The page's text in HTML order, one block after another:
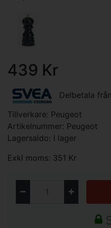
439 Kr
Delbetala från
Tillverkare: Peugeot
Artikelnummer: Peugeot
Lagersaldo: I lager
Exkl moms: 351 Kr